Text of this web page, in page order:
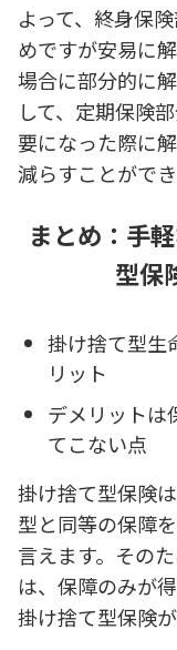
よって、終身保
めですが安易に
場合に部分的に
して、定期保険
要になった際に
減らすことができ
まとめ：手
型保
掛け捨て型生
リット
デメリットは
てこない点
掛け捨て型保険
型と同等の保障
言えます。その
は、保障のみが
掛け捨て型保険